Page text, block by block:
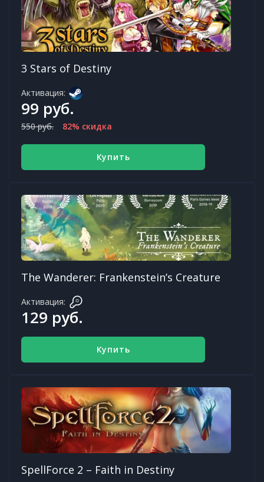
3 Stars of Destiny
Активация:
99 руб.
550 руб. 82% скидка
Купить
The Wanderer: Frankenstein’s Creature
Активация:
129 руб.
Купить
SpellForce 2 – Faith in Destiny